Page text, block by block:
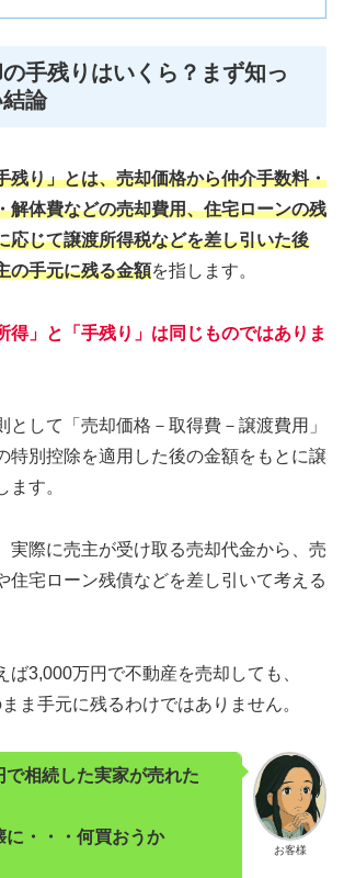
手残りはいくら？まず知っ
論
残り」とは、売却価格から仲介手数料・
解体費などの売却費用、住宅ローンの残
応じて譲渡所得税などを差し引いた後
の手元に残る金額を指します。
得」と「手残り」は同じものではありま
として「売却価格－取得費－譲渡費用」
特別控除を適用した後の金額をもとに譲
ます。
実際に売主が受け取る売却代金から、売
住宅ローン残債などを差し引いて考える
ば3,000万円で不動産を売却しても、
ま手元に残るわけではありません。
お客様
で相続した実家が売れた
・・・ 何買おうか